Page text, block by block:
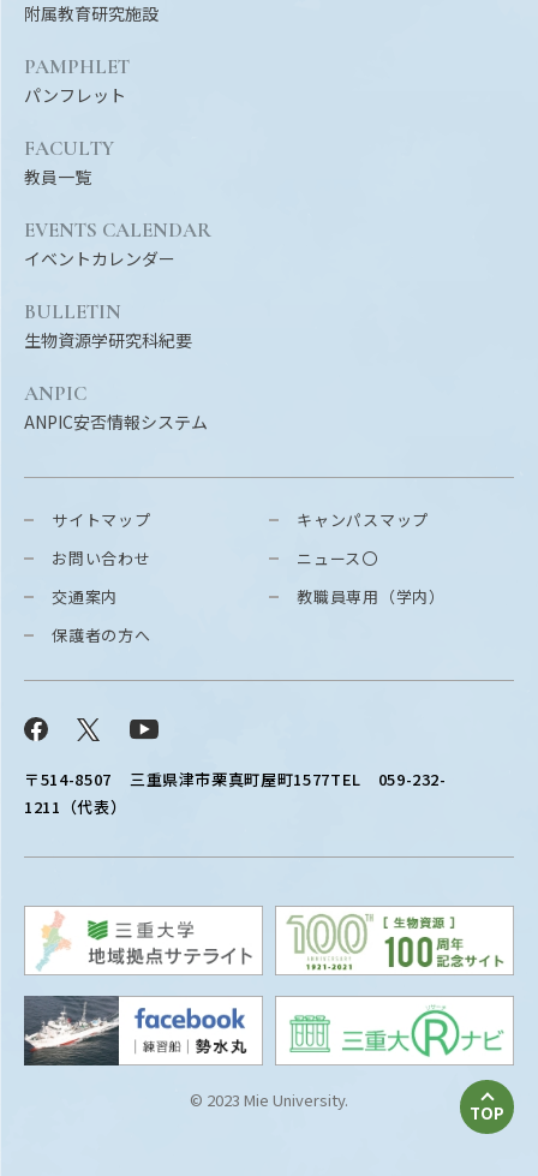
〒514-8507 三重県津市栗真町屋町1577TEL 059-232-
1211（代表）
サイトマップ
お問い合わせ
交通案内
保護者の方へ
Facebook
キャンパスマップ
ニュース〇
教職員専用（学内）
附属教育研究施設
PAMPHLET
パンフレット
FACULTY
教員一覧
EVENTS CALENDAR
イベントカレンダー
BULLETIN
生物資源学研究科紀要
ANPIC
ANPIC安否情報システム
© 2023 Mie University.
TOP